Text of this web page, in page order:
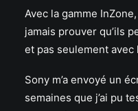
Avec la gamme
jamais prouver qu’ils
et pas seulement avec
Sony m’a envoyé un
semaines que j’ai pu